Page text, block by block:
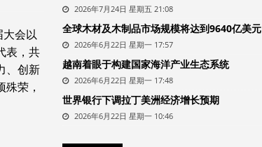
会以
表，共
、创新
荣，
2026年7月24日 星期五 21:08
全球木材及木制品市场规模将达到9640亿美元
2026年6月22日 星期一 17:57
越南着眼于构建国家海洋产业生态系统
2026年6月22日 星期一 17:48
世界银行下调拉丁美洲经济增长预期
2026年6月22日 星期一 10:46